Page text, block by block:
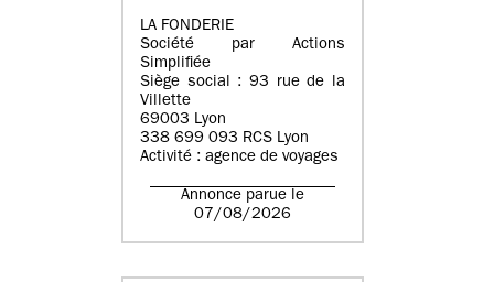
LA FONDERIE
Société par Actions
Simplifiée
Siège social : 93 rue de la
Villette
69003 Lyon
338 699 093 RCS Lyon
Activité : agence de voyages
Annonce parue le
07/08/2026